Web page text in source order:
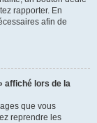
rapporter. En
afin de
affiché lors de la
que vous
reprendre les